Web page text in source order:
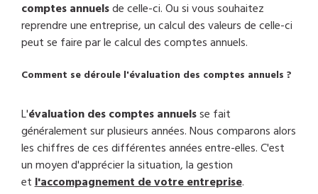
comptes annuels de celle-ci. Ou si vous souhaitez
reprendre une entreprise, un calcul des valeurs de celle-ci
peut se faire par le calcul des comptes annuels.
Comment se déroule l'évaluation des comptes annuels ?
L'évaluation des comptes annuels se fait
généralement sur plusieurs années. Nous comparons alors
les chiffres de ces différentes années entre-elles. C'est
un moyen d'apprécier la situation, la gestion
et l'accompagnement de votre entreprise.